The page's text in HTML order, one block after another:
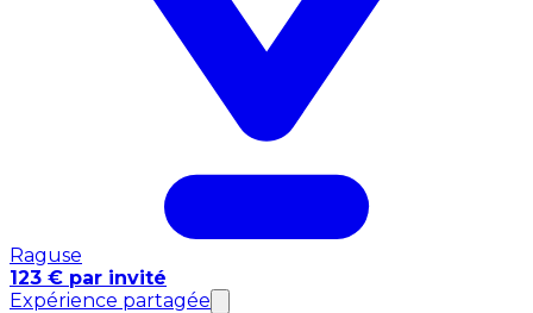
Raguse
123 € par invité
Expérience partagée